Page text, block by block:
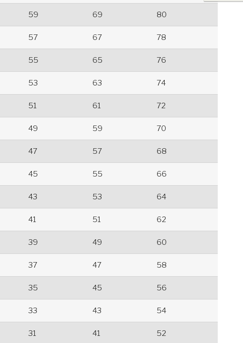
59 69 80
57 67 78
55 65 76
53 63 74
51 61 72
49 59 70
47 57 68
45 55 66
43 53 64
41 51 62
39 49 60
37 47 58
35 45 56
33 43 54
31 41 52